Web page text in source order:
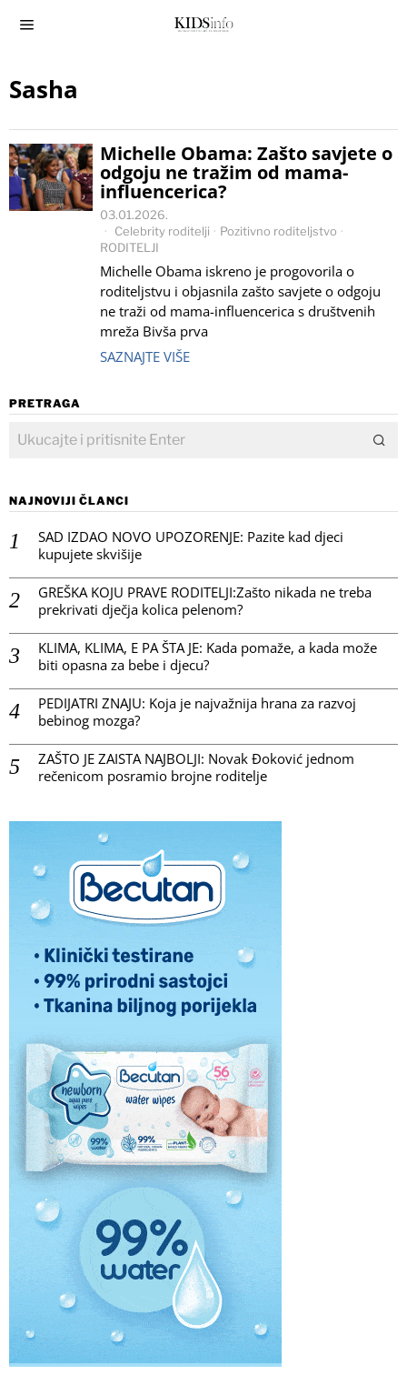
Sasha
Michelle Obama: Zašto savjete o
odgoju ne tražim od mama-
influencerica?
03.01.2026.
Celebrity roditelji · Pozitivno roditeljstvo ·
RODITELJI
Michelle Obama iskreno je progovorila o
roditeljstvu i objasnila zašto savjete o odgoju
ne traži od mama-influencerica s društvenih
mreža Bivša prva
SAZNAJTE VIŠE
PRETRAGA
NAJNOVIJI ČLANCI
SAD IZDAO NOVO UPOZORENJE: Pazite kad djeci
kupujete skvišije
GREŠKA KOJU PRAVE RODITELJI:Zašto nikada ne treba
prekrivati dječja kolica pelenom?
KLIMA, KLIMA, E PA ŠTA JE: Kada pomaže, a kada može
biti opasna za bebe i djecu?
PEDIJATRI ZNAJU: Koja je najvažnija hrana za razvoj
bebinog mozga?
ZAŠTO JE ZAISTA NAJBOLJI: Novak Đoković jednom
rečenicom posramio brojne roditelje